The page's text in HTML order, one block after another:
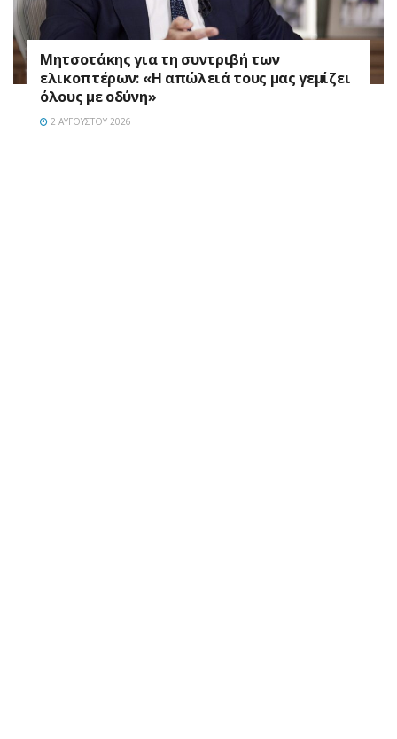
Μητσοτάκης για τη συντριβή των
ελικοπτέρων: «Η απώλειά τους μας γεμίζει
όλους με οδύνη»
2 ΑΥΓΟΎΣΤΟΥ 2026